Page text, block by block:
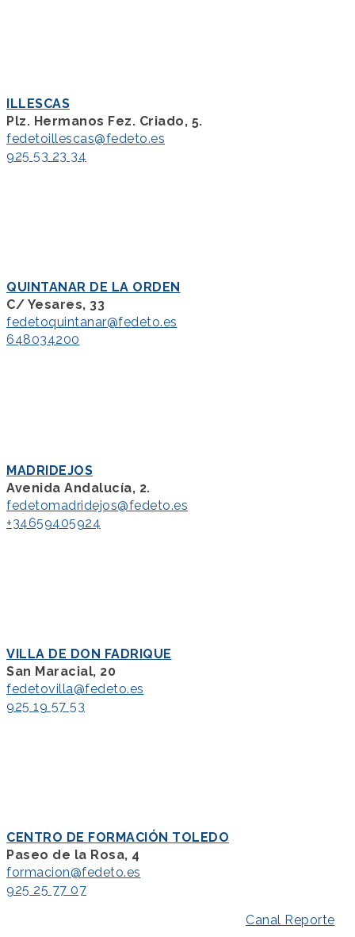
ILLESCAS
Plz. Hermanos Fez. Criado, 5.
fedetoillescas@fedeto.es
925 53 23 34
QUINTANAR DE LA ORDEN
C/ Yesares, 33
fedetoquintanar@fedeto.es
648034200
MADRIDEJOS
Avenida Andalucía, 2.
fedetomadridejos@fedeto.es
+34659405924
VILLA DE DON FADRIQUE
San Maracial, 20
fedetovilla@fedeto.es
925 19 57 53
CENTRO DE FORMACIÓN TOLEDO
Paseo de la Rosa, 4
formacion@fedeto.es
925 25 77 07
Canal Reporte